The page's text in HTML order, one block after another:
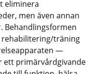
eliminera
men även annan
Behandlingsformen
träning
—
ett primärvårdgivande